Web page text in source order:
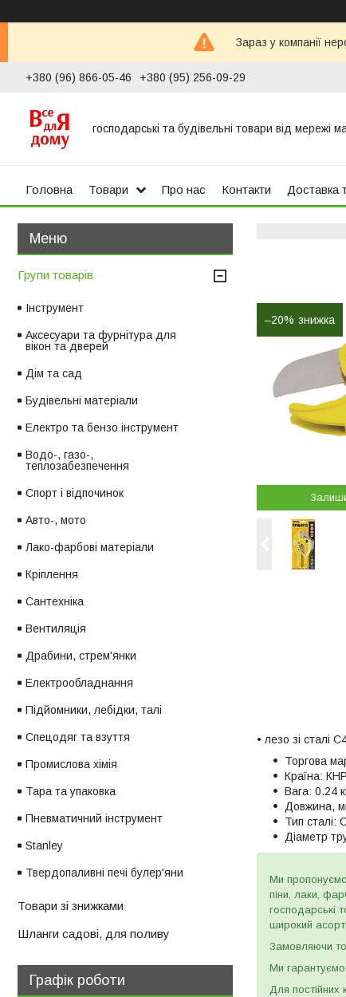
Зараз у компанії
+380 (96) 866-05-46 +380 (95) 256-09-29
господарські та будівельні товари від мережі
Головна Товари Про нас Контакти Доставка
–20%
• лезо зі сталі
Торгова
Країна: КНР
Вага: 0.24
Довжина,
Тип сталі:
Діаметр
Ми пропонуємо
піни, лаки,
господарські
широкий
Замовляючи
Ми
Для постійних
Групи товарів
Інструмент
Аксесуари та фурнітура для
вікон та дверей
Дім та сад
Будівельні матеріали
Електро та бензо інструмент
Водо-, газо-,
теплозабезпечення
Спорт і відпочинок
Авто-, мото
Лако-фарбові матеріали
Кріплення
Сантехніка
Вентиляція
Драбини, стрем'янки
Електрообладнання
Підйомники, лебідки, талі
Спецодяг та взуття
Промислова хімія
Тара та упаковка
Пневматичний інструмент
Stanley
Твердопаливні печі булер'яни
Товари зі знижками
Шланги садові, для поливу
Графік роботи